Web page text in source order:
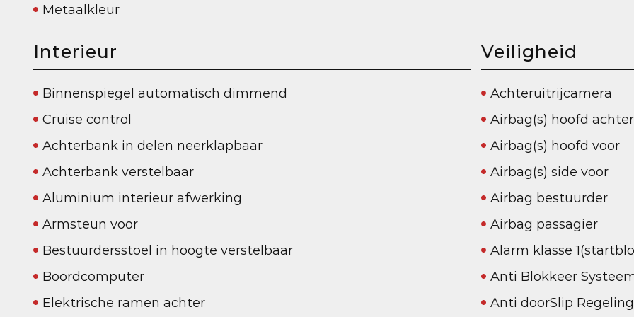
Metaalkleur
Interieur
Binnenspiegel automatisch dimmend
Cruise control
Achterbank in delen neerklapbaar
Achterbank verstelbaar
Aluminium interieur afwerking
Armsteun voor
Bestuurdersstoel in hoogte verstelbaar
Boordcomputer
Elektrische ramen achter
Veiligheid
Achteruitrijcamera
Airbag(s) hoofd achter
Airbag(s) hoofd voor
Airbag(s) side voor
Airbag bestuurder
Airbag passagier
Alarm klasse
Anti Blokkeer
Anti doorSlip Regeling